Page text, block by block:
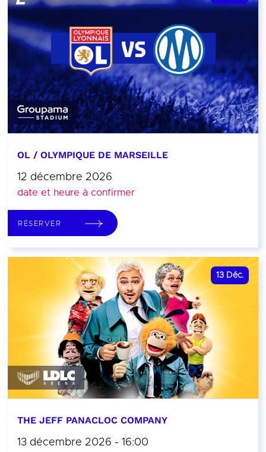
OL / OLYMPIQUE DE MARSEILLE
12 décembre 2026
date et heure à confirmer
RÉSERVER
13 Déc.
THE JEFF PANACLOC COMPANY
13 décembre 2026 - 16:00